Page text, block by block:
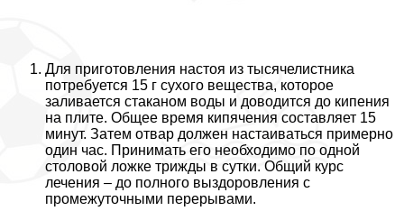
Для приготовления настоя из тысячелистника
потребуется 15 г сухого вещества, которое
заливается стаканом воды и доводится до кипения
на плите. Общее время кипячения составляет 15
минут. Затем отвар должен настаиваться примерно
один час. Принимать его необходимо по одной
столовой ложке трижды в сутки. Общий курс
лечения – до полного выздоровления с
промежуточными перерывами.